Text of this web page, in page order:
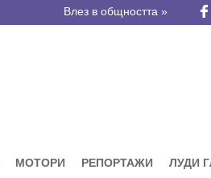
Влез в общността »
МОТОРИ РЕПОРТАЖИ ЛУДИ